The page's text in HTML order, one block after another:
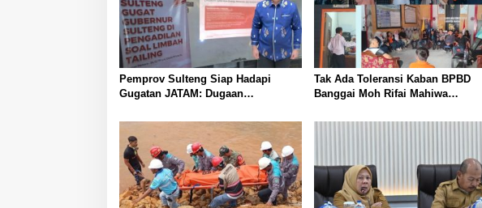
Pemprov Sulteng Siap Hadapi
Gugatan JATAM: Dugaan
Limbah B3 PT QMB dan Berkah
Morowali Sejahtera
Tak Ada Toleransi Kaban BPBD
Banggai Moh Rifai Mahiwa
Piket Darurat dan Gaungkan Zero